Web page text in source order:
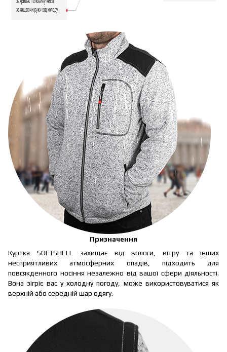
Призначення
Куртка SOFTSHELL захищає від вологи, вітру та інших
несприятливих атмосферних опадів, підходить для
повсякденного носіння незалежно від вашої сфери діяльності.
Вона зігріє вас у холодну погоду, може використовуватися як
верхній або середній шар одягу.